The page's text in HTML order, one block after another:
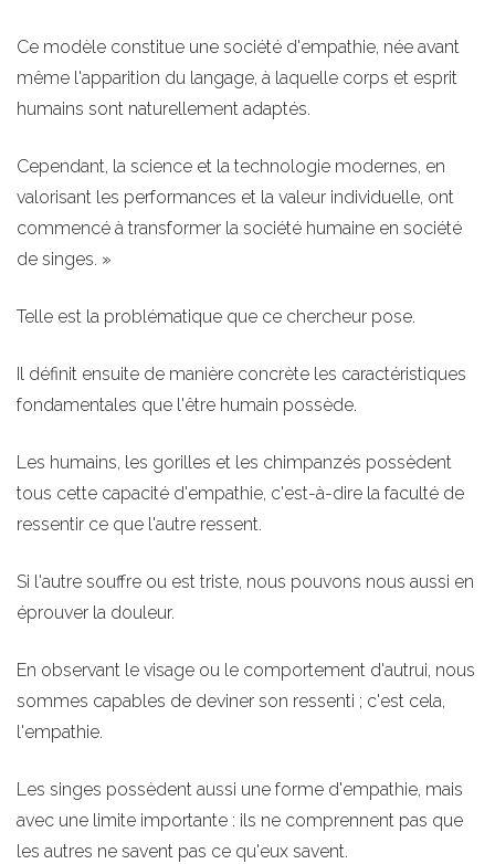
Ce modèle constitue une société d'empathie, née avant
même l'apparition du langage, à laquelle corps et esprit
humains sont naturellement adaptés.
Cependant, la science et la technologie modernes, en
valorisant les performances et la valeur individuelle, ont
commencé à transformer la société humaine en société
de singes. »
Telle est la problématique que ce chercheur pose.
Il définit ensuite de manière concrète les caractéristiques
fondamentales que l'être humain possède.
Les humains, les gorilles et les chimpanzés possèdent
tous cette capacité d'empathie, c'est-à-dire la faculté de
ressentir ce que l'autre ressent.
Si l'autre souffre ou est triste, nous pouvons nous aussi en
éprouver la douleur.
En observant le visage ou le comportement d'autrui, nous
sommes capables de deviner son ressenti ; c'est cela,
l'empathie.
Les singes possèdent aussi une forme d'empathie, mais
avec une limite importante : ils ne comprennent pas que
les autres ne savent pas ce qu'eux savent.